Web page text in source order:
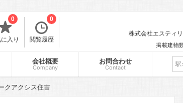
入り
0
閲覧履歴
0
株式会社エスティ
掲載建物
会社概要
Company
お問合わせ
Contact
クアクシス住吉